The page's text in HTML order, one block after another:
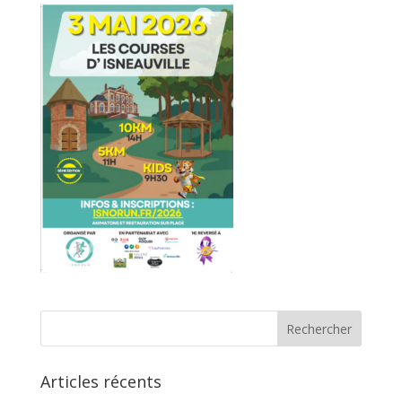
Articles récents